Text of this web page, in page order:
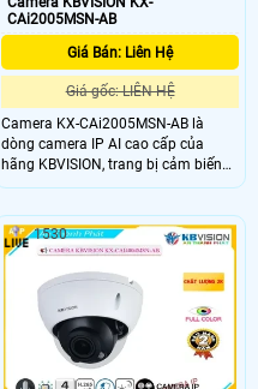
CAi2005MSN-AB
Giá Bán: Liên Hệ
Giá gốc: LIÊN HỆ
Camera KX-CAi2005MSN-AB là
dòng camera IP AI cao cấp của
hãng KBVISION, trang bị cảm biến
Sony Stavis CMOS với độ phân giải
và chân thực. Camera tích hợp công
nghệ phát hiện thông minh như
các giải pháp giám sát thông minh
hồng ngoại 60m
1530